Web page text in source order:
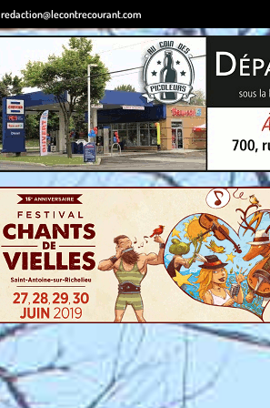
redaction@lecontrecourant.com